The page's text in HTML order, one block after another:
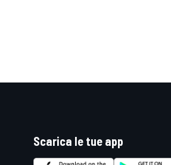
Scarica le tue app